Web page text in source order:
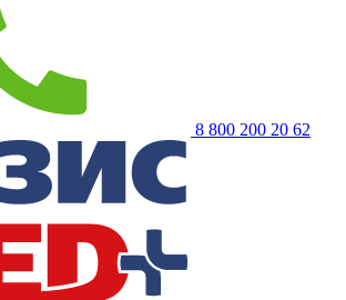
8 800 200 20 62